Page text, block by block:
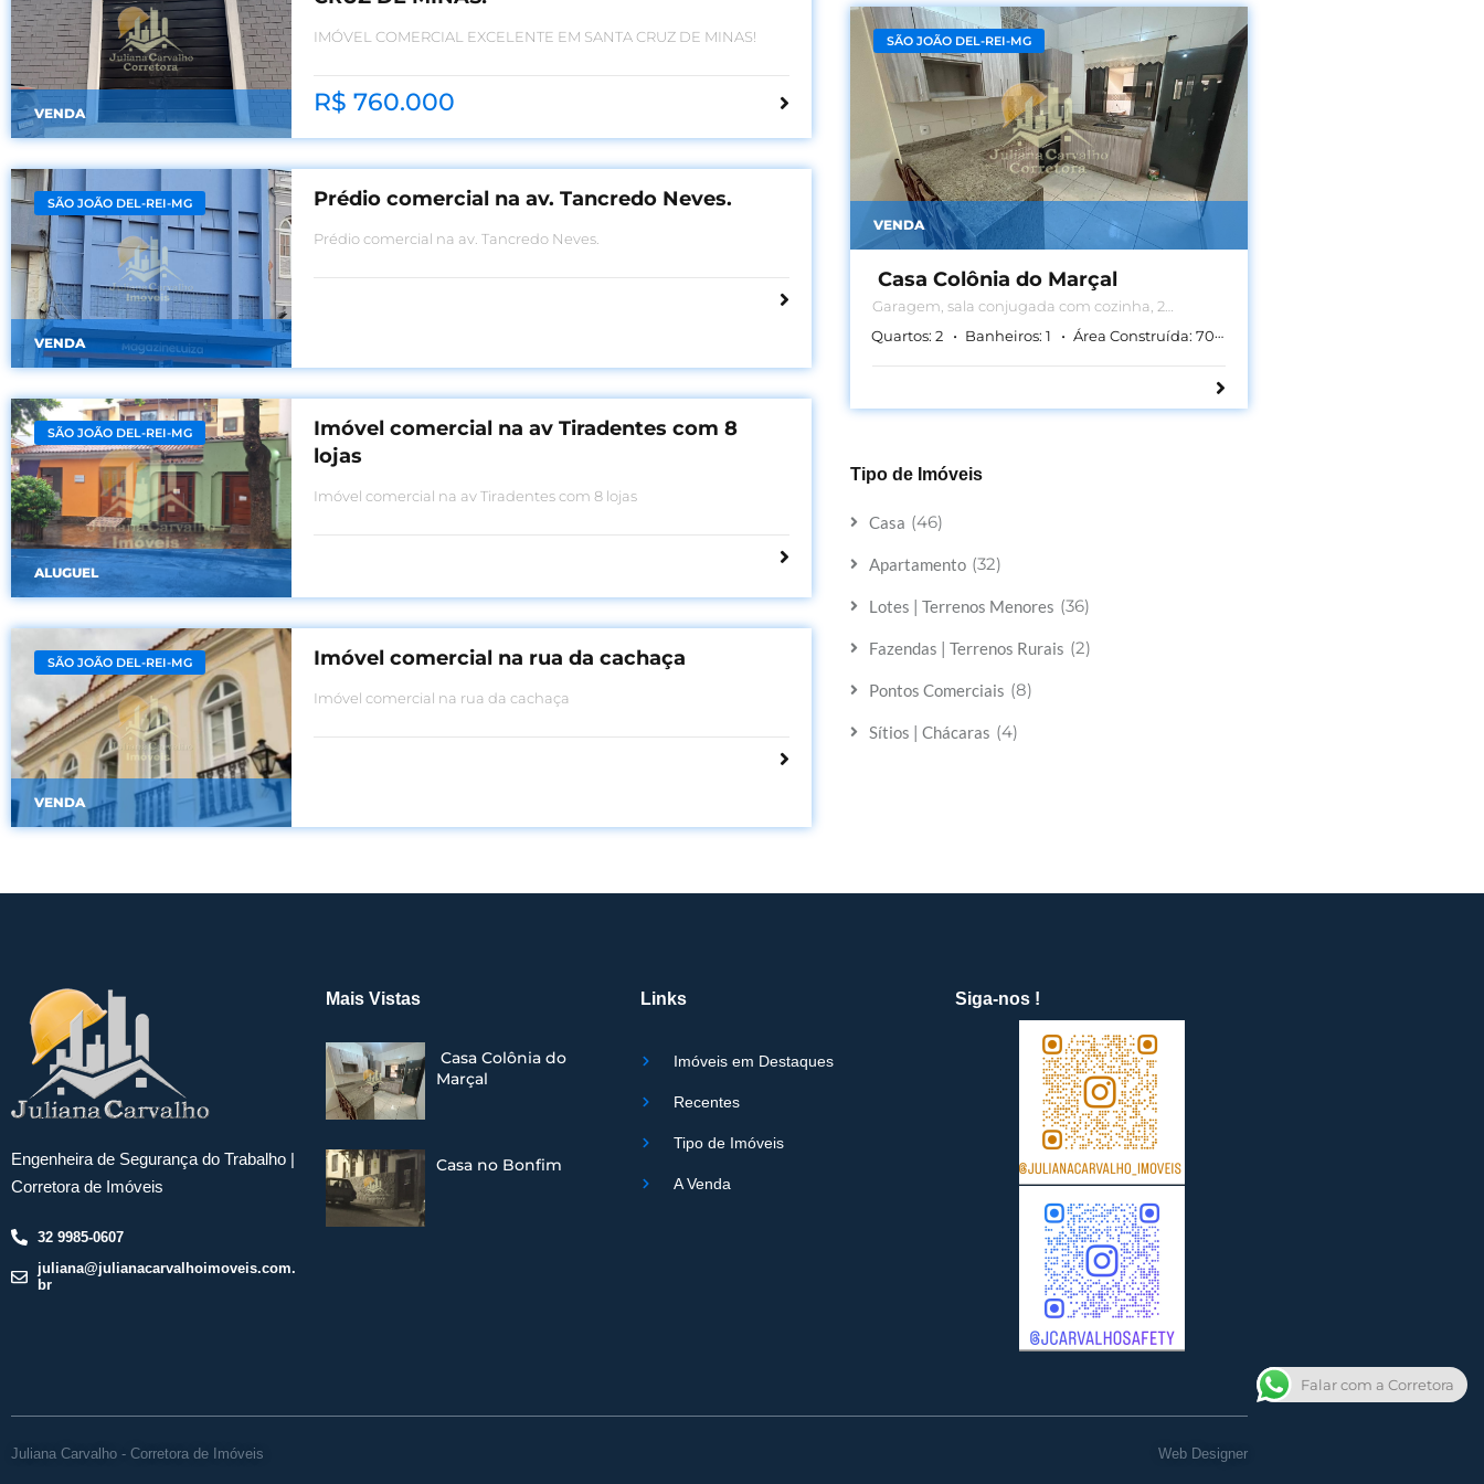
VENDA
IMÓVEL COMERCIAL EXCELENTE EM SANTA CRUZ DE MINAS!
R$ 760.000
SÃO JOÃO DEL-REI-MG
VENDA
Prédio comercial na av. Tancredo Neves.
Prédio comercial na av. Tancredo Neves.
SÃO JOÃO DEL-REI-MG
ALUGUEL
Imóvel comercial na av Tiradentes com 8
lojas
Imóvel comercial na av Tiradentes com 8 lojas
SÃO JOÃO DEL-REI-MG
VENDA
Imóvel comercial na rua da cachaça
Imóvel comercial na rua da cachaça
SÃO JOÃO DEL-REI-MG
VENDA
Casa Colônia do Marçal
Garagem, sala conjugada com cozinha, 2
Quartos: 2 Banheiros: 1 Área Construída: 70m²
Tipo de Imóveis
Casa (46)
Apartamento (32)
Lotes | Terrenos Menores (36)
Fazendas | Terrenos Rurais (2)
Pontos Comerciais (8)
Sítios | Chácaras (4)
Engenheira de Segurança do Trabalho |
Corretora de Imóveis
32 9985-0607
juliana@julianacarvalhoimoveis.com.
br
Mais Vistas
Casa Colônia do
Marçal
Casa no Bonfim
Links
Imóveis em Destaques
Recentes
Tipo de Imóveis
A Venda
Siga-nos !
Juliana Carvalho - Corretora de Imóveis Web Designer
Falar com a Corretora